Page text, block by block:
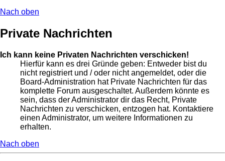
Nach oben
Private Nachrichten
Ich kann keine Privaten Nachrichten verschicken!
Hierfür kann es drei Gründe geben: Entweder bist du
nicht registriert und / oder nicht angemeldet, oder die
Board-Administration hat Private Nachrichten für das
komplette Forum ausgeschaltet. Außerdem könnte es
sein, dass der Administrator dir das Recht, Private
Nachrichten zu verschicken, entzogen hat. Kontaktiere
einen Administrator, um weitere Informationen zu
erhalten.
Nach oben